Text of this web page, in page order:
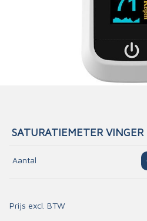
SATURATIEMETER VINGER
Aantal
Prijs excl. BTW